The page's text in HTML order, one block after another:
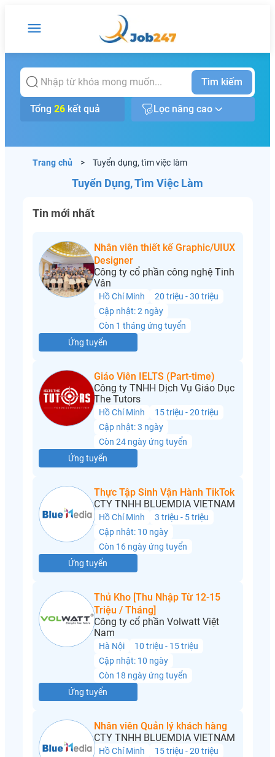
Tìm kiếm
Tổng 26 kết quả Lọc nâng cao
Trang chủ > Tuyển dụng, tìm việc làm
Tuyển Dụng, Tìm Việc Làm
Tin mới nhất
Nhân viên thiết kế Graphic/UIUX
Designer
Công ty cổ phần công nghệ Tinh
Vân
Hồ Chí Minh
20 triệu - 30 triệu
Cập nhật: 2 ngày
Còn 1 tháng ứng tuyển
Ứng tuyển
Giáo Viên IELTS (Part-time)
Công ty TNHH Dịch Vụ Giáo Dục
The Tutors
Hồ Chí Minh
15 triệu - 20 triệu
Cập nhật: 3 ngày
Còn 24 ngày ứng tuyển
Ứng tuyển
Thực Tập Sinh Vận Hành TikTok
CTY TNHH BLUEMDIA VIETNAM
Hồ Chí Minh
3 triệu - 5 triệu
Cập nhật: 10 ngày
Còn 16 ngày ứng tuyển
Ứng tuyển
Thủ Kho [Thu Nhập Từ 12-15
Triệu / Tháng]
Công ty cổ phần Volwatt Việt
Nam
Hà Nội
10 triệu - 15 triệu
Cập nhật: 10 ngày
Còn 18 ngày ứng tuyển
Ứng tuyển
Nhân viên Quản lý khách hàng
CTY TNHH BLUEMDIA VIETNAM
Hồ Chí Minh
15 triệu - 20 triệu